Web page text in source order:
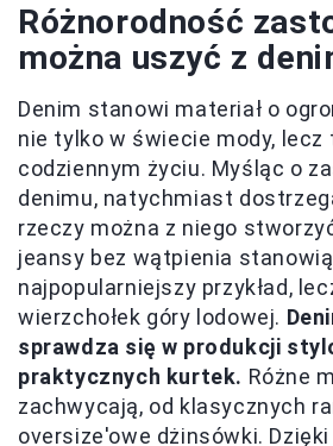
Różnorodność
można uszyć z
Denim stanowi materiał o
nie tylko w świecie mody, lecz
codziennym życiu. Myśląc o
denimu, natychmiast
rzeczy można z niego
jeansy bez wątpienia
najpopularniejszy przykład,
wierzchołek góry lodowej.
sprawdza się w produkcji
praktycznych kurtek. Różne
zachwycają, od klasycznych
oversize'owe dżinsówki.